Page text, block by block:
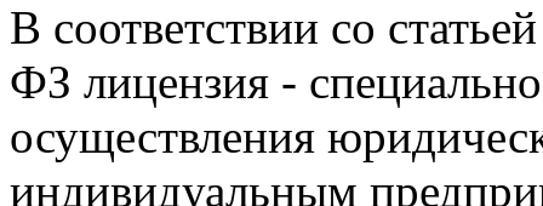
В соответствии со
ФЗ лицензия -
осуществления
индивидуальным